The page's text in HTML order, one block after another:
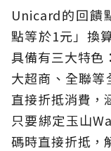
Unicard的回饋
點等於1元」換
具備有三大特色
大超商、全聯等
直接折抵消費，
只要綁定玉山
碼時直接折抵，